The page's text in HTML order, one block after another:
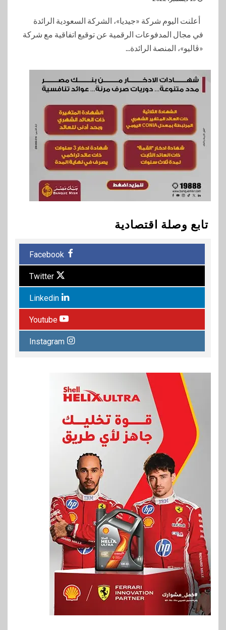
أعلنت اليوم شركة «جيديا»، الشركة السعودية الرائدة
في مجال المدفوعات الرقمية عن توقيع اتفاقية مع شركة
«ڤاليو»، المنصة الرائدة...
تابع وصلة اقتصادية
Facebook
Twitter
Linkedin
Youtube
Instagram